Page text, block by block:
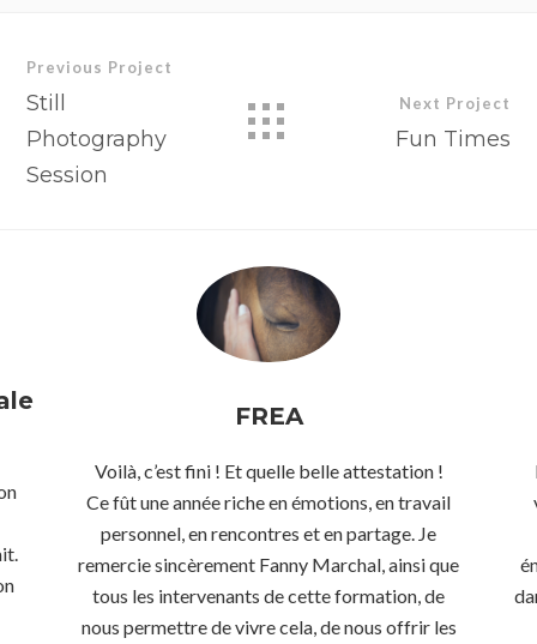
Previous Project
Still
Photography
Session
Next Project
Fun Times
FREA
Voilà, c’est fini ! Et quelle belle attestation !
Ce fût une année riche en émotions, en travail
personnel, en rencontres et en partage. Je
remercie sincèrement Fanny Marchal, ainsi que
tous les intervenants de cette formation, de
nous permettre de vivre cela, de nous offrir les